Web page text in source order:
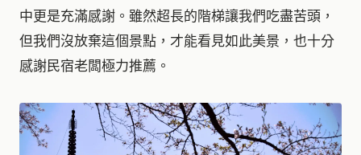
中更是充滿感謝。雖然超長的階梯讓我們吃盡苦頭，
但我們沒放棄這個景點，才能看見如此美景，也十分
感謝民宿老闆極力推薦。